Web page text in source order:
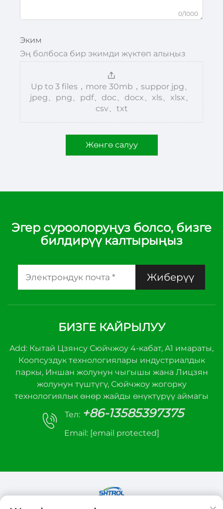
0/1000
Эким
Эң болбоса бир экимди жүктөп алыңыз
Up to 3 files，more 30mb，suppor jpg、
jpeg、png、pdf、doc、docx、xls、xlsx、
csv、txt
Жөнгө салуу
Эгер суроолоруңуз болсо, бизге
билдирүү калтырыңыз
Жиберүү
БИЗГЕ КАЙРЫЛУУ
Add: Кытай Цзянсу Сюйчжоу 4-кабат, А1 имараты,
Коопсуздук технологиялары индустриалдык
паркы, Иншан жолунун чыгышы жана Лицзян
жолунун түштүгү, Сюйчжоу жогорку
технологиялык өнөр жайды өнүктүрүү аймагы
Тел: +86-13585397375
Email: [email protected]